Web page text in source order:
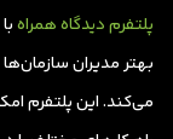
پلتفرم دیدگاه همراه
بهتر مدیران
می‌کند. این پلتفرم